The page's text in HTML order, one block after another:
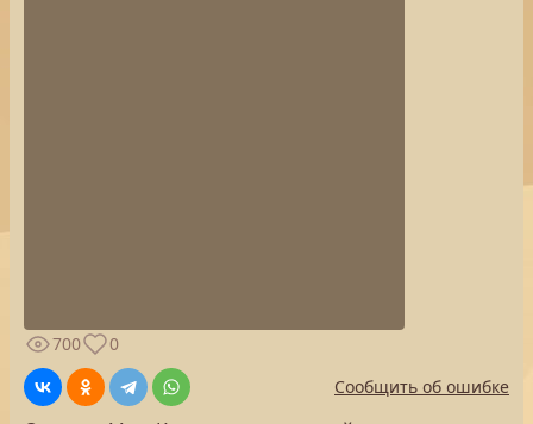
700
0
Сообщить об ошибке